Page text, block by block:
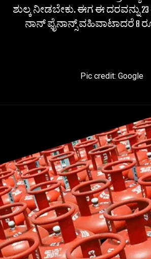
ಶುಲ್ಕ ನೀಡಬೇಕು. ಈಗ ಈ ದರವನ್ನು
ನಾನ್ ಫೈನಾನ್ಸ್ ವಹಿವಾಟಾದರೆ 8 ರೂ
Pic credit: Google